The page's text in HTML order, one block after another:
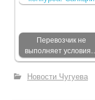
Перевозчик не
выполняет условия…
Новости Чугуева